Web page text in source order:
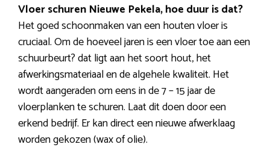
Vloer schuren Nieuwe Pekela, hoe duur is dat?
Het goed schoonmaken van een houten vloer is
cruciaal. Om de hoeveel jaren is een vloer toe aan een
schuurbeurt? dat ligt aan het soort hout, het
afwerkingsmateriaal en de algehele kwaliteit. Het
wordt aangeraden om eens in de 7 – 15 jaar de
vloerplanken te schuren. Laat dit doen door een
erkend bedrijf. Er kan direct een nieuwe afwerklaag
worden gekozen (wax of olie).